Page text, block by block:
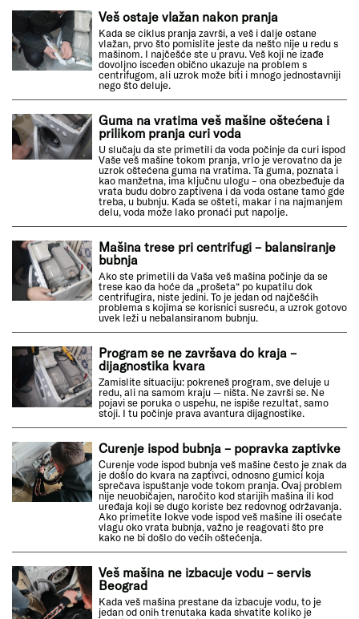
Veš ostaje vlažan nakon pranja
Kada se ciklus pranja završi, a veš i dalje ostane
vlažan, prvo što pomislite jeste da nešto nije u redu s
mašinom. I najčešće ste u pravu. Veš koji ne izađe
dovoljno isceđen obično ukazuje na problem s
centrifugom, ali uzrok može biti i mnogo jednostavniji
nego što deluje.
Guma na vratima veš mašine oštećena i
prilikom pranja curi voda
U slučaju da ste primetili da voda počinje da curi ispod
Vaše veš mašine tokom pranja, vrlo je verovatno da je
uzrok oštećena guma na vratima. Ta guma, poznata i
kao manžetna, ima ključnu ulogu – ona obezbeđuje da
vrata budu dobro zaptivena i da voda ostane tamo gde
treba, u bubnju. Kada se ošteti, makar i na najmanjem
delu, voda može lako pronaći put napolje.
Mašina trese pri centrifugi – balansiranje
bubnja
Ako ste primetili da Vaša veš mašina počinje da se
trese kao da hoće da „prošeta“ po kupatilu dok
centrifugira, niste jedini. To je jedan od najčešćih
problema s kojima se korisnici susreću, a uzrok gotovo
uvek leži u nebalansiranom bubnju.
Program se ne završava do kraja –
dijagnostika kvara
Zamislite situaciju: pokreneš program, sve deluje u
redu, ali na samom kraju — ništa. Ne završi se. Ne
pojavi se poruka o uspehu, ne ispiše rezultat, samo
stoji. I tu počinje prava avantura dijagnostike.
Curenje ispod bubnja – popravka zaptivke
Curenje vode ispod bubnja veš mašine često je znak da
je došlo do kvara na zaptivci, odnosno gumici koja
sprečava ispuštanje vode tokom pranja. Ovaj problem
nije neuobičajen, naročito kod starijih mašina ili kod
uređaja koji se dugo koriste bez redovnog održavanja.
Ako primetite lokve vode ispod veš mašine ili osećate
vlagu oko vrata bubnja, važno je reagovati što pre
kako ne bi došlo do većih oštećenja.
Veš mašina ne izbacuje vodu – servis
Beograd
Kada veš mašina prestane da izbacuje vodu, to je
jedan od onih trenutaka kada shvatite koliko je